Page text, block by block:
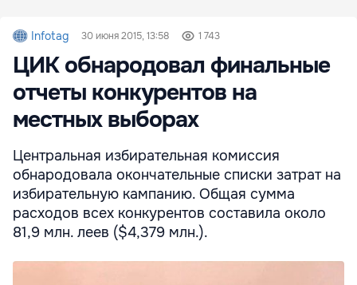
Infotag 30 июня 2015, 13:58 1 743
ЦИК обнародовал финальные
отчеты конкурентов на
местных выборах
Центральная избирательная комиссия
обнародовала окончательные списки затрат на
избирательную кампанию. Общая сумма
расходов всех конкурентов составила около
81,9 млн. леев ($4,379 млн.).